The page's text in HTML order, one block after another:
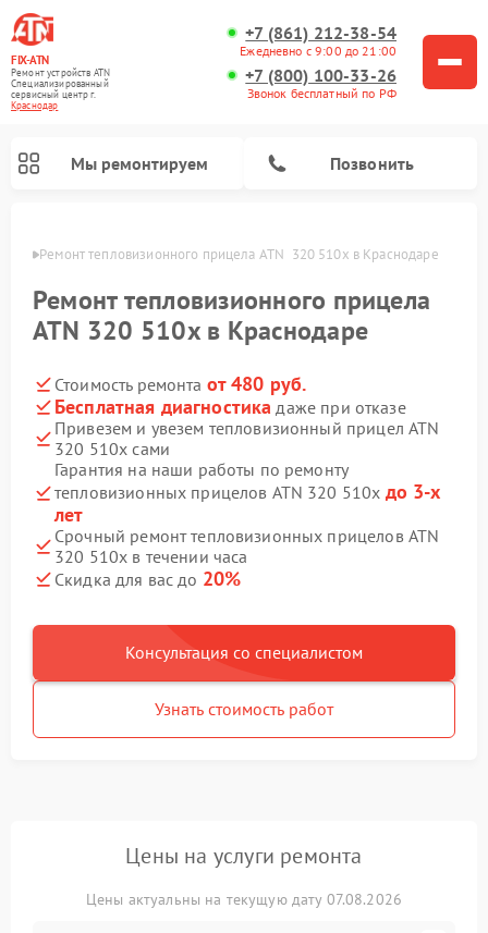
FIX-ATN
Ремонт устройств ATN
Специализированный
cервисный центр г.
Краснодар
+7 (861) 212-38-54
Ежедневно с 9:00 до 21:00
+7 (800) 100-33-26
Звонок бесплатный по РФ
Мы ремонтируем Позвонить
Ремонт тепловизионного прицела ATN  320 510x в Краснодаре
Ремонт тепловизионного прицела
ATN 320 510x в Краснодаре
Стоимость ремонта от 480 руб.
Бесплатная диагностика даже при отказе
Привезем и увезем тепловизионный прицел ATN
320 510x сами
Гарантия на наши работы по ремонту
тепловизионных прицелов ATN 320 510x до 3-х
лет
Срочный ремонт тепловизионных прицелов ATN
320 510x в течении часа
Скидка для вас до 20%
Консультация со специалистом
Узнать стоимость работ
Цены на услуги ремонта
Цены актуальны на текущую дату 07.08.2026